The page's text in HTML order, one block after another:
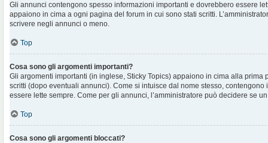
Gli annunci contengono spesso informazioni importanti e dovrebbero essere
appaiono in cima a ogni pagina del forum in cui sono stati scritti.
scrivere negli annunci o meno.
Top
Cosa sono gli argomenti importanti?
Gli argomenti importanti (in inglese, Sticky Topics) appaiono in cima alla prima
scritti (dopo eventuali annunci). Come si intuisce dal nome stesso,
essere lette sempre. Come per gli annunci, l’amministratore può decidere se
Top
Cosa sono gli argomenti bloccati?